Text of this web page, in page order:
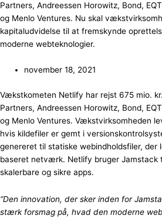
Partners, Andreessen Horowitz, Bond,
og Menlo Ventures. Nu skal
kapitaludvidelse til at fremskynde
moderne webteknologier.
november 18, 2021
Vækstkometen Netlify har rejst 675 mio.
Partners, Andreessen Horowitz, Bond,
og Menlo Ventures. Vækstvirksomheden
hvis kildefiler er gemt i
genereret til statiske webindholdsfiler, der
baseret netværk. Netlify bruger Jamstack
skalerbare og sikre apps.
“Den innovation, der sker inden for
stærk forsmag på, hvad den moderne